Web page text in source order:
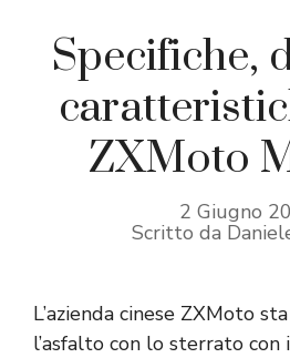
Specifiche,
ZXMoto
2 Giugno
Scritto da
L’azienda cinese ZXMoto
l’asfalto con lo sterrato con